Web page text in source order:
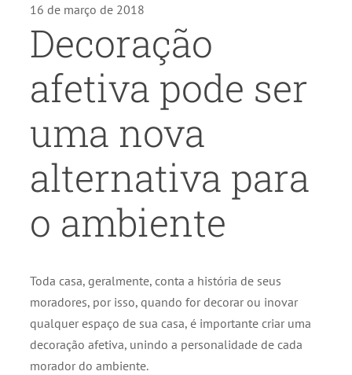
16 de março de 2018
Decoração
afetiva pode ser
uma nova
alternativa para
o ambiente
Toda casa, geralmente, conta a história de seus
moradores, por isso, quando for decorar ou inovar
qualquer espaço de sua casa, é importante criar uma
decoração afetiva, unindo a personalidade de cada
morador do ambiente.